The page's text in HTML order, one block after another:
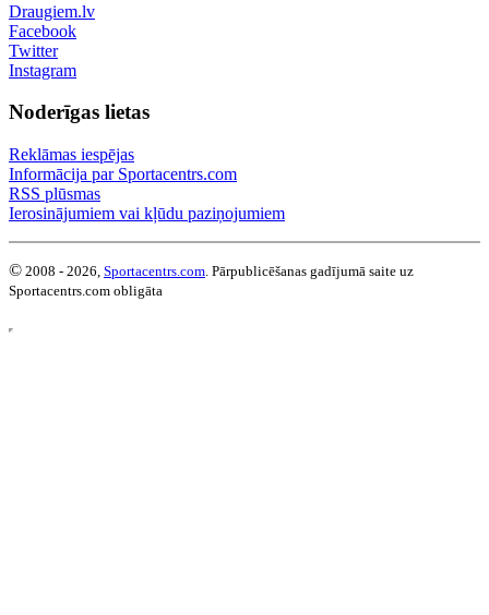
Draugiem.lv
Facebook
Twitter
Instagram
Noderīgas lietas
Reklāmas iespējas
Informācija par Sportacentrs.com
RSS plūsmas
Ierosinājumiem vai kļūdu paziņojumiem
© 2008 - 2026, Sportacentrs.com . Pārpublicēšanas gadījumā saite uz
Sportacentrs.com obligāta